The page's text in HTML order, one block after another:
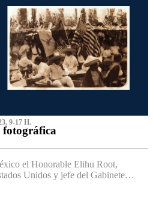
9-17 H.
fotográfica
el Honorable Elihu Root,
Unidos y jefe del Gabinete…